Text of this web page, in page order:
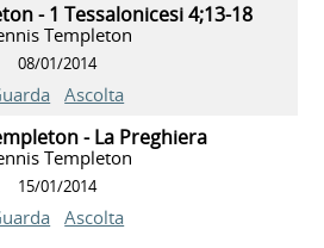
- 1 Tessalonicesi 4;13-18
Templeton
08/01/2014
Ascolta
- La Preghiera
Templeton
15/01/2014
Ascolta